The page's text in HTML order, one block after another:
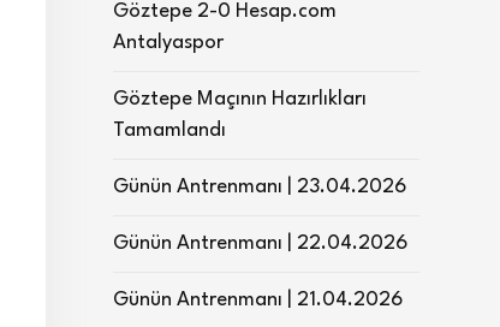
Göztepe 2-0 Hesap.com
Antalyaspor
Göztepe Maçının Hazırlıkları
Tamamlandı
Günün Antrenmanı | 23.04.2026
Günün Antrenmanı | 22.04.2026
Günün Antrenmanı | 21.04.2026